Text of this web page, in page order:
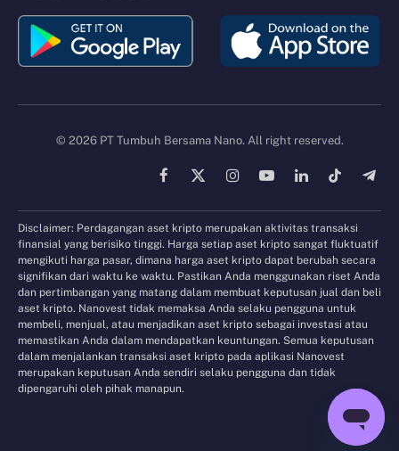
© 2026 PT Tumbuh Bersama Nano. All right reserved.
Facebook
X
InstagramYouTubeLinkedInTikTok
Disclaimer: Perdagangan aset kripto merupakan aktivitas transaksi
finansial yang berisiko tinggi. Harga setiap aset kripto sangat fluktuatif
mengikuti harga pasar, dimana harga aset kripto dapat berubah secara
signifikan dari waktu ke waktu. Pastikan Anda menggunakan riset Anda
dan pertimbangan yang matang dalam membuat keputusan jual dan beli
aset kripto. Nanovest tidak memaksa Anda selaku pengguna untuk
membeli, menjual, atau menjadikan aset kripto sebagai investasi atau
memastikan Anda dalam mendapatkan keuntungan. Semua keputusan
dalam menjalankan transaksi aset kripto pada aplikasi Nanovest
merupakan keputusan Anda sendiri selaku pengguna dan tidak
dipengaruhi oleh pihak manapun.